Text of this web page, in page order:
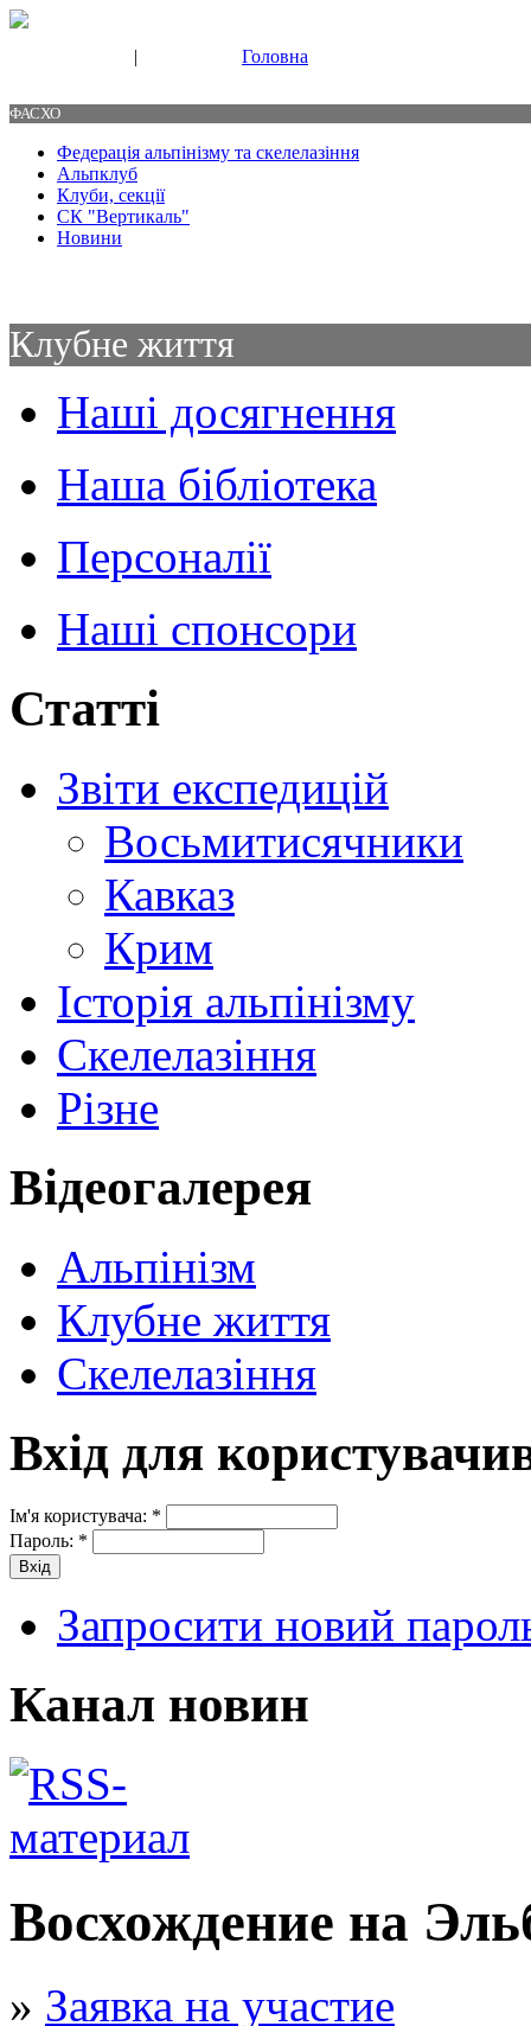
| Головна
ФАСХО
Федерація альпінізму та скелелазіння
Альпклуб
Клуби, секції
СК "Вертикаль"
Новини
Клубне життя
Наші досягнення
Наша бібліотека
Персоналії
Наші спонсори
Статті
Звіти експедицій
Восьмитисячники
Кавказ
Крим
Історія альпінізму
Скелелазіння
Різне
Відеогалерея
Альпінізм
Клубне життя
Скелелазіння
Вхід для
Ім'я користувача: *
Пароль: *
Запросити новий
Канал новин
Восхождение на
» Заявка на участие